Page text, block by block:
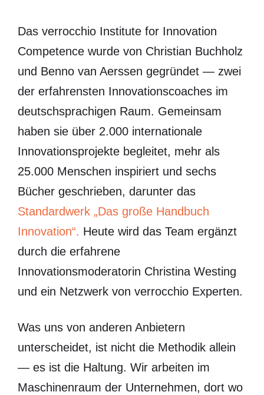
Das verrocchio Institute for Innovation
Competence wurde von Christian Buchholz
und Benno van Aerssen gegründet — zwei
der erfahrensten Innovationscoaches im
deutschsprachigen Raum. Gemeinsam
haben sie über 2.000 internationale
Innovationsprojekte begleitet, mehr als
25.000 Menschen inspiriert und sechs
Bücher geschrieben, darunter das
Standardwerk „Das große Handbuch
Innovation“. Heute wird das Team ergänzt
durch die erfahrene
Innovationsmoderatorin Christina Westing
und ein Netzwerk von verrocchio Experten.
Was uns von anderen Anbietern
unterscheidet, ist nicht die Methodik allein
— es ist die Haltung. Wir arbeiten im
Maschinenraum der Unternehmen, dort wo